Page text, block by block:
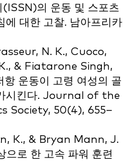
의 운동 및 스포츠
에 대한 고찰. 남아프리카
N. K., Cuoco,
& Fiatarone Singh,
운동이 고령 여성의 골
시킨다. Journal of the
Society, 50(4), 655–
K., & Bryan Mann, J.
으로 한 고속 파워 훈련